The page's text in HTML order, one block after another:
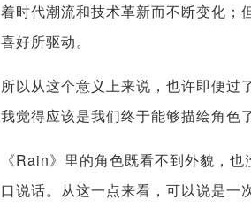
着时代潮流和技术革新而不断变化；
喜好所驱动。
所以从这个意义上来说，也许即便过
我觉得应该是我们终于能够描绘角色
《Rain》里的角色既看不到外貌，
口说话。从这一点来看，可以说是一